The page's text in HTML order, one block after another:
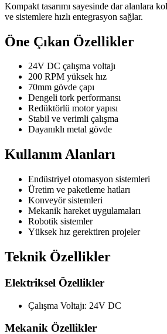
Kompakt tasarımı sayesinde dar alanlara
ve sistemlere hızlı entegrasyon sağlar.
Öne Çıkan Özellikler
24V DC çalışma voltajı
200 RPM yüksek hız
70mm gövde çapı
Dengeli tork performansı
Redüktörlü motor yapısı
Stabil ve verimli çalışma
Dayanıklı metal gövde
Kullanım Alanları
Endüstriyel otomasyon sistemleri
Üretim ve paketleme hatları
Konveyör sistemleri
Mekanik hareket uygulamaları
Robotik sistemler
Yüksek hız gerektiren projeler
Teknik Özellikler
Elektriksel Özellikler
Çalışma Voltajı: 24V DC
Mekanik Özellikler